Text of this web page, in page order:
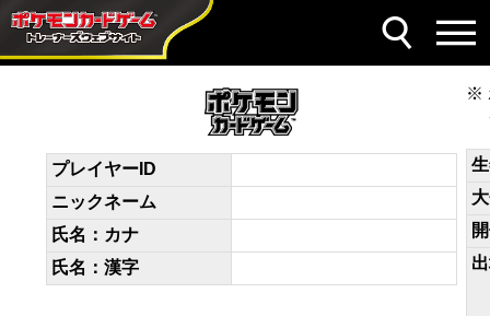
デッキコード
kkFFb1-q5b17q-FFdFV1
プレイヤーID
ニックネーム
氏名：カナ
氏名：漢字